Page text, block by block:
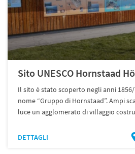
Sito UNESCO Hornstaad
Il sito è stato scoperto negli anni
nome “Gruppo di Hornstaad”. Ampi
luce un agglomerato di villaggio
DETTAGLI